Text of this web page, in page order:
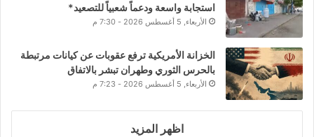
استجابة واسعة ودعماً شعبياً للتصعيد*
الأربعاء, 5 أغسطس 2026 - 7:30 م
الخزانة الأمريكية ترفع عقوبات عن كيانات مرتبطة
بالحرس الثوري وطهران تبشر بالاتفاق
الأربعاء, 5 أغسطس 2026 - 7:23 م
اظهر المزيد